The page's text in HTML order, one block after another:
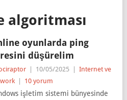
algoritması
oyunlarda ping
düşürelim
10/05/2025
Internet ve
10 yorum
işletim sistemi bünyesinde